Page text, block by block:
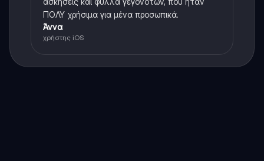
ΠΟΛΥ χρήσιμα για μένα προσωπικά.
Άννα
χρήστης iOS